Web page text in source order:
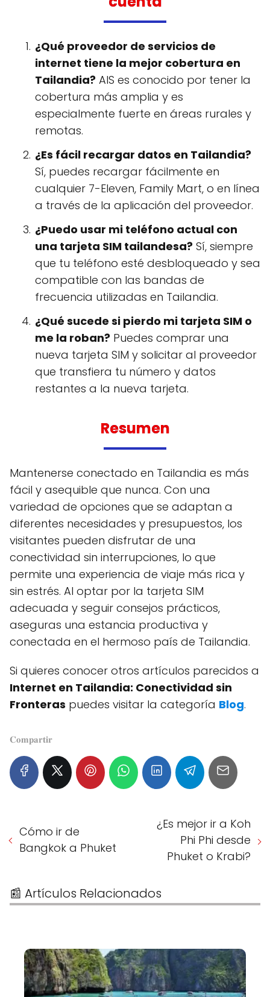
¿Qué proveedor de servicios de
internet tiene la mejor cobertura en
Tailandia? AIS es conocido por tener la
cobertura más amplia y es
especialmente fuerte en áreas rurales y
remotas.
¿Es fácil recargar datos en Tailandia?
Sí, puedes recargar fácilmente en
cualquier 7-Eleven, Family Mart, o en línea
a través de la aplicación del proveedor.
¿Puedo usar mi teléfono actual con
una tarjeta SIM tailandesa? Sí, siempre
que tu teléfono esté desbloqueado y sea
compatible con las bandas de
frecuencia utilizadas en Tailandia.
¿Qué sucede si pierdo mi tarjeta SIM o
me la roban? Puedes comprar una
nueva tarjeta SIM y solicitar al proveedor
que transfiera tu número y datos
restantes a la nueva tarjeta.
Resumen
Mantenerse conectado en Tailandia es más
fácil y asequible que nunca. Con una
variedad de opciones que se adaptan a
diferentes necesidades y presupuestos, los
visitantes pueden disfrutar de una
conectividad sin interrupciones, lo que
permite una experiencia de viaje más rica y
sin estrés. Al optar por la tarjeta SIM
adecuada y seguir consejos prácticos,
aseguras una estancia productiva y
conectada en el hermoso país de Tailandia.
Si quieres conocer otros artículos parecidos a
Internet en Tailandia: Conectividad sin
Fronteras puedes visitar la categoría Blog.
𝐂𝐨𝐦𝐩𝐚𝐫𝐭𝐢𝐫
Cómo ir de
Bangkok a Phuket
¿Es mejor ir a Koh
Phi Phi desde
Phuket o Krabi?
📰 Artículos Relacionados